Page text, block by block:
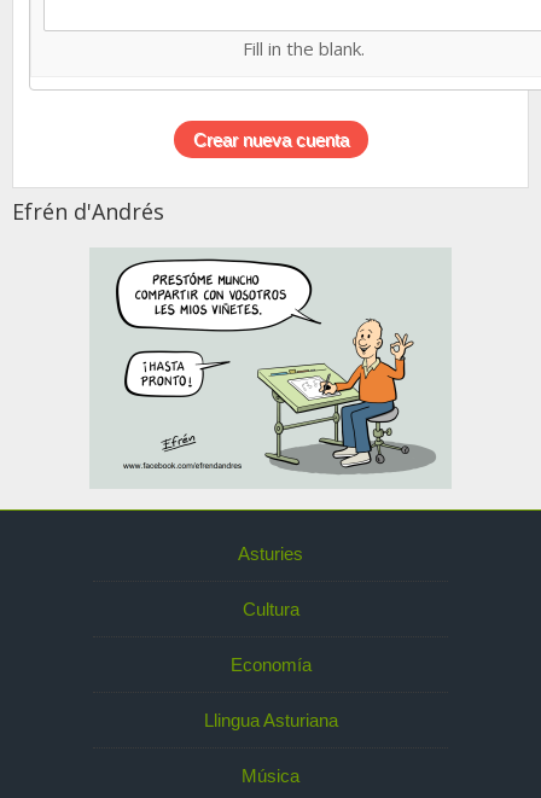
Fill in the blank.
Efrén d'Andrés
Asturies
Cultura
Economía
Llingua Asturiana
Música